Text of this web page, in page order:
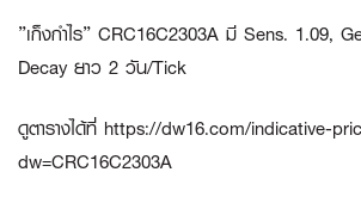
”เก็งกำไร” CRC16C2303A มี Sens. 1.09,
Decay ยาว 2 วัน/Tick
ดูตารางได้ที่ https://dw16.com/indicative-
dw=CRC16C2303A